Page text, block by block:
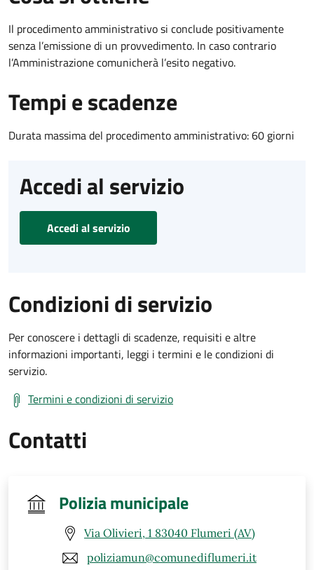
Il procedimento amministrativo si conclude positivamente
senza l’emissione di un provvedimento. In caso contrario
l’Amministrazione comunicherà l’esito negativo.
Tempi e scadenze
Durata massima del procedimento amministrativo: 60 giorni
Accedi al servizio
Accedi al servizio
Condizioni di servizio
Per conoscere i dettagli di scadenze, requisiti e altre
informazioni importanti, leggi i termini e le condizioni di
servizio.
Termini e condizioni di servizio
Contatti
Polizia municipale
Via Olivieri, 1 83040 Flumeri (AV)
poliziamun@comunediflumeri.it